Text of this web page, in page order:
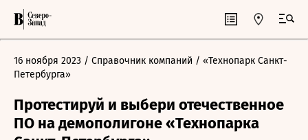
16 ноября 2023 / Справочник компаний / «Технопарк Санкт-
Петербурга»
Протестируй и выбери отечественное
ПО на демополигоне «Технопарка